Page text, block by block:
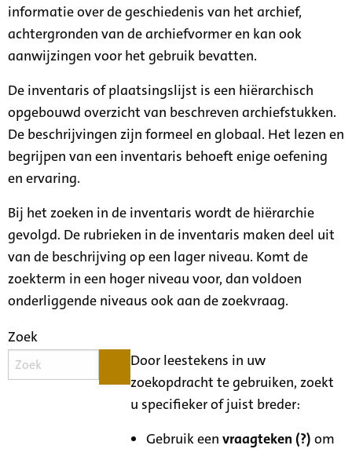
informatie over de geschiedenis van het archief,
achtergronden van de archiefvormer en kan ook
aanwijzingen voor het gebruik bevatten.
De inventaris of plaatsingslijst is een hiërarchisch
opgebouwd overzicht van beschreven archiefstukken.
De beschrijvingen zijn formeel en globaal. Het lezen en
begrijpen van een inventaris behoeft enige oefening
en ervaring.
Bij het zoeken in de inventaris wordt de hiërarchie
gevolgd. De rubrieken in de inventaris maken deel uit
van de beschrijving op een lager niveau. Komt de
zoekterm in een hoger niveau voor, dan voldoen
onderliggende niveaus ook aan de zoekvraag.
Zoek
Door leestekens in uw
zoekopdracht te gebruiken, zoekt
u specifieker of juist breder:
Gebruik eenvraagteken (?) om